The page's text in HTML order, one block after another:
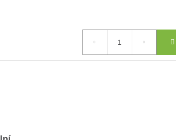
LUBA MINI AWD LIDAR
V HODNOTĚ 1699